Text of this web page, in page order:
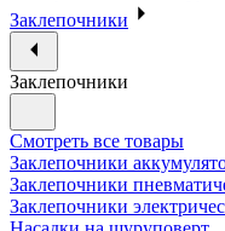
Заклепочники
Заклепочники
Смотреть все товары
Заклепочники
Заклепочники
Заклепочники